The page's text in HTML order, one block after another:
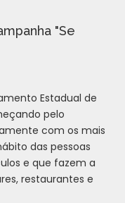
"Se
Estadual de
pelo
com os mais
das pessoas
e que fazem a
restaurantes e